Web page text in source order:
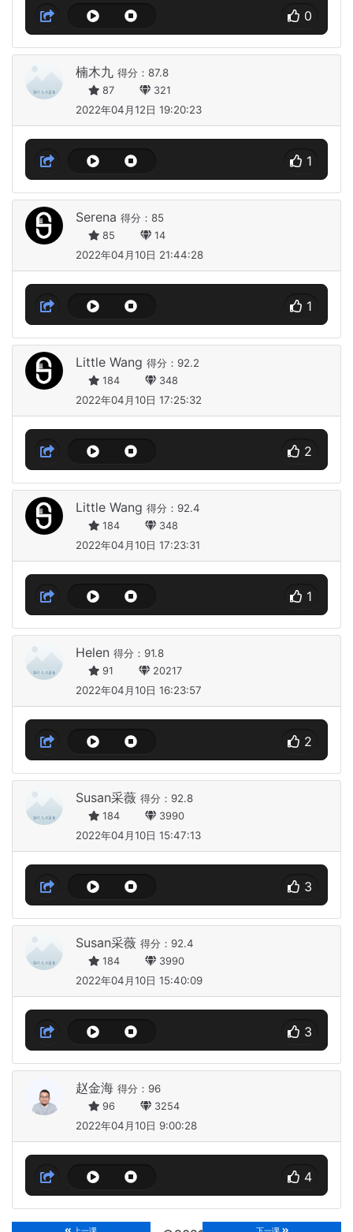
0
楠木九 得分：87.8
87 321
2022年04月12日 19:20:23
1
Serena 得分：85
85 14
2022年04月10日 21:44:28
1
Little Wang 得分：92.2
184 348
2022年04月10日 17:25:32
2
Little Wang 得分：92.4
184 348
2022年04月10日 17:23:31
1
Helen 得分：91.8
91 20217
2022年04月10日 16:23:57
2
Susan采薇 得分：92.8
184 3990
2022年04月10日 15:47:13
3
Susan采薇 得分：92.4
184 3990
2022年04月10日 15:40:09
3
赵金海 得分：96
96 3254
2022年04月10日 9:00:28
4